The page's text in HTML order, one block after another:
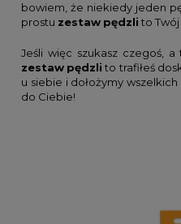
bowiem, że niekiedy jeden
prostu zestaw pędzli to Twój
Jeśli więc szukasz czegoś,
zestaw pędzli to trafiłeś
u siebie i dołożymy
do Ciebie!